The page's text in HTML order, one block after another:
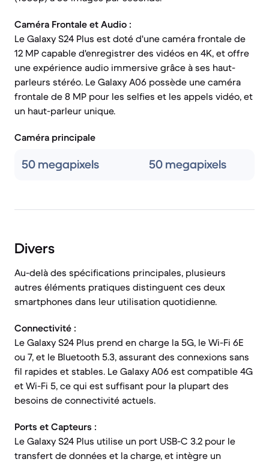
Caméra Frontale et Audio :
Le Galaxy S24 Plus est doté d'une caméra frontale de
12 MP capable d'enregistrer des vidéos en 4K, et offre
une expérience audio immersive grâce à ses haut-
parleurs stéréo. Le Galaxy A06 possède une caméra
frontale de 8 MP pour les selfies et les appels vidéo, et
un haut-parleur unique.
Caméra principale
50 megapixels 50 megapixels
Divers
Au-delà des spécifications principales, plusieurs
autres éléments pratiques distinguent ces deux
smartphones dans leur utilisation quotidienne.
Connectivité :
Le Galaxy S24 Plus prend en charge la 5G, le Wi-Fi 6E
ou 7, et le Bluetooth 5.3, assurant des connexions sans
fil rapides et stables. Le Galaxy A06 est compatible 4G
et Wi-Fi 5, ce qui est suffisant pour la plupart des
besoins de connectivité actuels.
Ports et Capteurs :
Le Galaxy S24 Plus utilise un port USB-C 3.2 pour le
transfert de données et la charge, et intègre un